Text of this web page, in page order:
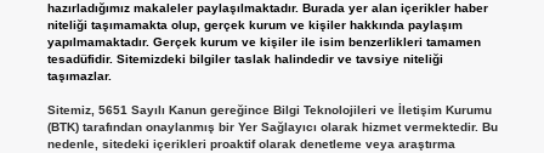
hazırladığımız makaleler paylaşılmaktadır. Burada yer alan içerikler haber
niteliği taşımamakta olup, gerçek kurum ve kişiler hakkında paylaşım
yapılmamaktadır. Gerçek kurum ve kişiler ile isim benzerlikleri tamamen
tesadüfidir. Sitemizdeki bilgiler taslak halindedir ve tavsiye niteliği
taşımazlar.
Sitemiz, 5651 Sayılı Kanun gereğince Bilgi Teknolojileri ve İletişim Kurumu
(BTK) tarafından onaylanmış bir Yer Sağlayıcı olarak hizmet vermektedir. Bu
nedenle, sitedeki içerikleri proaktif olarak denetleme veya araştırma